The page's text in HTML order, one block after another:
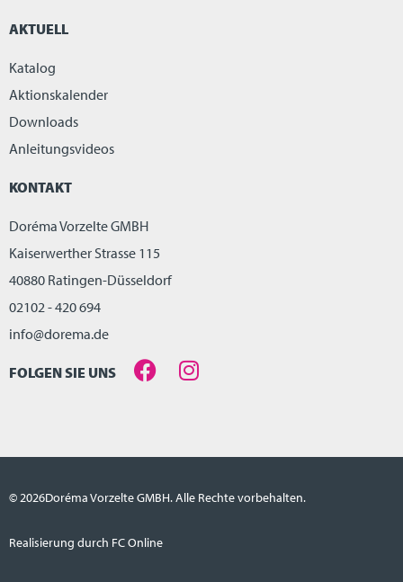
AKTUELL
Katalog
Aktionskalender
Downloads
Anleitungsvideos
KONTAKT
Doréma Vorzelte GMBH
Kaiserwerther Strasse 115
40880 Ratingen-Düsseldorf
02102 - 420 694
info@dorema.de
FOLGEN SIE UNS
© 2026Doréma Vorzelte GMBH. Alle Rechte vorbehalten.
Realisierung durch FC Online